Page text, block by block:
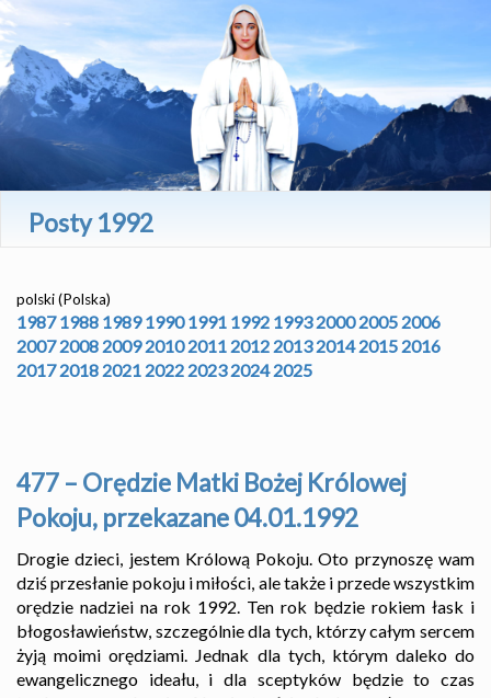
Posty 1992
polski (Polska)
1987 1988 1989 1990 1991 1992 1993 2000 2005 2006
2007 2008 2009 2010 2011 2012 2013 2014 2015 2016
2017 2018 2021 2022 2023 2024 2025
477 – Orędzie Matki Bożej Królowej
Pokoju, przekazane 04.01.1992
Drogie dzieci, jestem Królową Pokoju. Oto przynoszę wam
dziś przesłanie pokoju i miłości, ale także i przede wszystkim
orędzie nadziei na rok 1992. Ten rok będzie rokiem łask i
błogosławieństw, szczególnie dla tych, którzy całym sercem
żyją moimi orędziami. Jednak dla tych, którym daleko do
ewangelicznego ideału, i dla sceptyków będzie to czas